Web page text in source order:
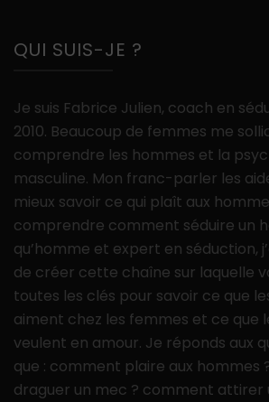
QUI SUIS-JE ?
Je suis Fabrice Julien, coach en
2010. Beaucoup de femmes me
comprendre les hommes et la
masculine. Mon franc-parler les
mieux savoir ce qui plaît aux
comprendre comment séduire un
qu’homme et expert en séduction,
de créer cette chaîne sur laquelle
toutes les clés pour savoir ce que
aiment chez les femmes et ce que
veulent en amour. Je réponds aux
que : comment plaire aux hommes
draguer un mec ? comment attirer